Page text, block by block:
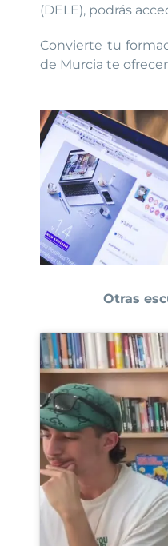
(DELE), podrás
Convierte tu
de Murcia te
Otras